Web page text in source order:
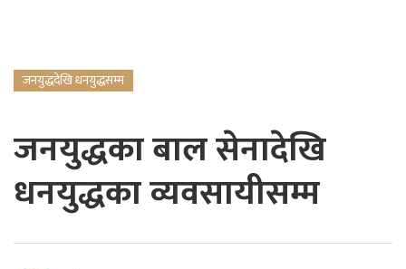
जनयुद्धदेखि धनयुद्धसम्म
जनयुद्धका बाल सेनादेखि
धनयुद्धका व्यवसायीसम्म